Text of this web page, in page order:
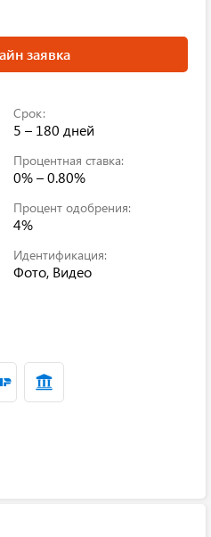
заявка
Срок:
5 – 180 дней
Процентная ставка:
0% – 0.80%
Процент одобрения:
4%
Идентификация:
Фото, Видео